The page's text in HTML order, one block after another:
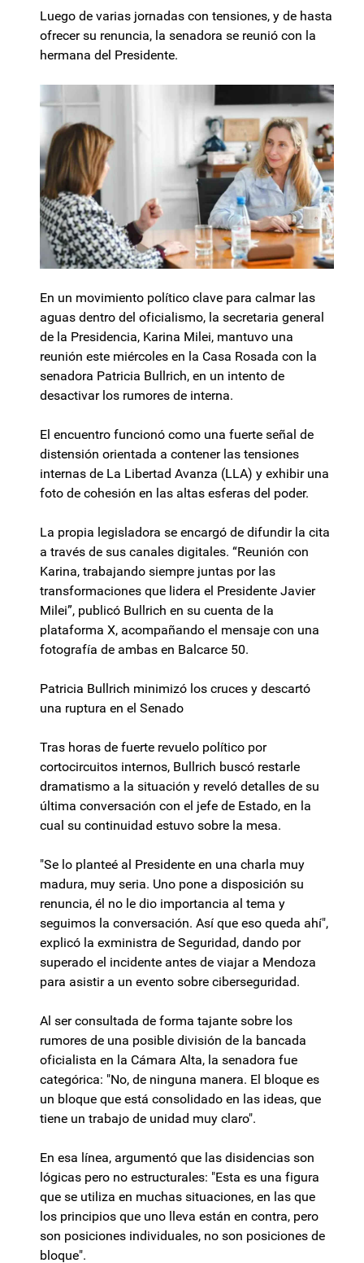
Luego de varias jornadas con tensiones, y de hasta
ofrecer su renuncia, la senadora se reunió con la
hermana del Presidente.
En un movimiento político clave para calmar las
aguas dentro del oficialismo, la secretaria general
de la Presidencia, Karina Milei, mantuvo una
reunión este miércoles en la Casa Rosada con la
senadora Patricia Bullrich, en un intento de
desactivar los rumores de interna.
El encuentro funcionó como una fuerte señal de
distensión orientada a contener las tensiones
internas de La Libertad Avanza (LLA) y exhibir una
foto de cohesión en las altas esferas del poder.
La propia legisladora se encargó de difundir la cita
a través de sus canales digitales. “Reunión con
Karina, trabajando siempre juntas por las
transformaciones que lidera el Presidente Javier
Milei”, publicó Bullrich en su cuenta de la
plataforma X, acompañando el mensaje con una
fotografía de ambas en Balcarce 50.
Patricia Bullrich minimizó los cruces y descartó
una ruptura en el Senado
Tras horas de fuerte revuelo político por
cortocircuitos internos, Bullrich buscó restarle
dramatismo a la situación y reveló detalles de su
última conversación con el jefe de Estado, en la
cual su continuidad estuvo sobre la mesa.
"Se lo planteé al Presidente en una charla muy
madura, muy seria. Uno pone a disposición su
renuncia, él no le dio importancia al tema y
seguimos la conversación. Así que eso queda ahí",
explicó la exministra de Seguridad, dando por
superado el incidente antes de viajar a Mendoza
para asistir a un evento sobre ciberseguridad.
Al ser consultada de forma tajante sobre los
rumores de una posible división de la bancada
oficialista en la Cámara Alta, la senadora fue
categórica: "No, de ninguna manera. El bloque es
un bloque que está consolidado en las ideas, que
tiene un trabajo de unidad muy claro".
En esa línea, argumentó que las disidencias son
lógicas pero no estructurales: "Esta es una figura
que se utiliza en muchas situaciones, en las que
los principios que uno lleva están en contra, pero
son posiciones individuales, no son posiciones de
bloque".